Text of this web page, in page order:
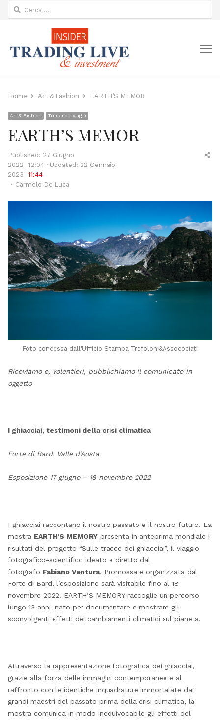
Ricerca
per:
Home Art & Fashion EARTH’S MEMOR
Art & Fashion Turismo e viaggi
EARTH’S MEMOR
Published: 27 Giugno
2022
12:04
Updated: 22 Gennaio
2023
11:44
Author
Carmelo De Luca
Foto concessa dall'Ufficio Stampa Trefoloni&Assocociati
Riceviamo e, volentieri, pubblichiamo il comunicato in
oggetto
I ghiacciai, testimoni della crisi climatica
Forte di Bard. Valle d’Aosta
Esposizione 17 giugno – 18 novembre 2022
I ghiacciai raccontano il nostro passato e il nostro futuro. La
mostra EARTH’S MEMORYpresenta in anteprima mondiale i
risultati del progetto “Sulle tracce dei ghiacciai”, il viaggio
fotografico-scientifico ideato e diretto dal
fotografo Fabiano Ventura. Promossa e organizzata dal
Forte di Bard, l’esposizione sarà visitabile fino al 18
novembre 2022. EARTH’S MEMORY raccoglie un percorso
lungo 13 anni, nato per documentare e mostrare gli
sconvolgenti effetti dei cambiamenti climatici sul pianeta.
Attraverso la rappresentazione fotografica dei ghiacciai,
grazie alla forza delle immagini contemporanee e al
raffronto con le identiche inquadrature immortalate dai
grandi maestri del passato prima della crisi climatica, la
mostra comunica in modo inequivocabile gli effetti del